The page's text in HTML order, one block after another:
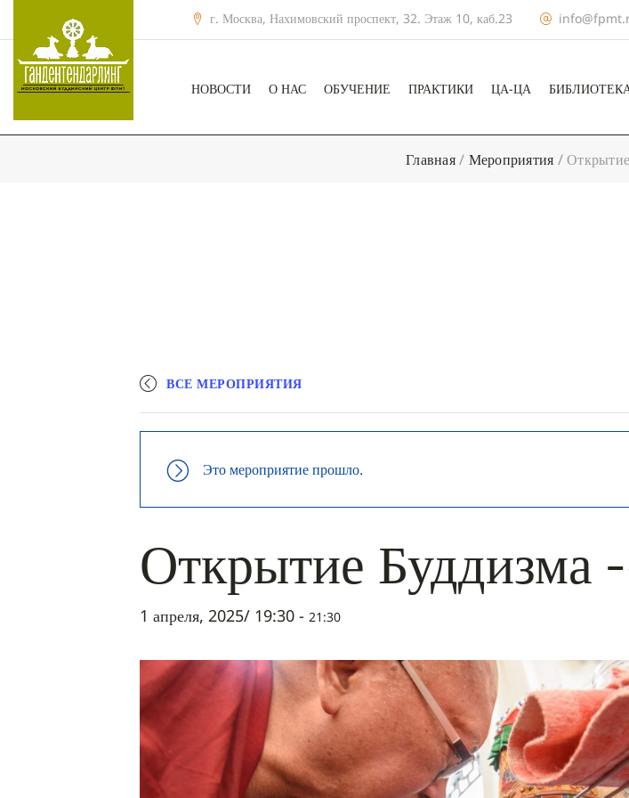
г. Москва, Нахимовский проспект, 32. Этаж 10, каб.23
НОВОСТИ О НАС ОБУЧЕНИЕ ПРАКТИКИ ЦА-ЦА
Главная/ Мероприятия /
ВСЕ МЕРОПРИЯТИЯ
Это мероприятие прошло.
Открытие Буддизма
1 апреля, 2025/ 19:30 - 21:30